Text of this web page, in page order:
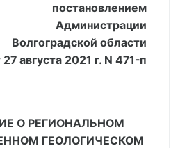
постановлением
Администрации
Волгоградской области
27 августа 2021 г. N 471-п
О РЕГИОНАЛЬНОМ
ГЕОЛОГИЧЕСКОМ